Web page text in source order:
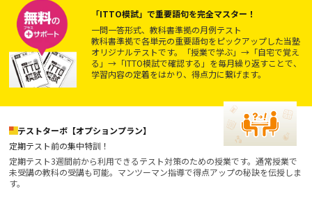
「ITTO模試」で重要語句を完全マスター！
一問一答形式、教科書準拠の月例テスト
教科書準拠で各単元の重要語句をピックアップした当塾
オリジナルテストです。「授業で学ぶ」→「自宅で覚え
る」→「ITTO模試で確認する」を毎月繰り返すことで、
学習内容の定着をはかり、得点力に繋げます。
テストターボ【オプションプラン】
定期テスト前の集中特訓！
定期テスト3週間前から利用できるテスト対策のための授業です。通常授業で
未受講の教科の受講も可能。マンツーマン指導で得点アップの秘訣を伝授しま
す。